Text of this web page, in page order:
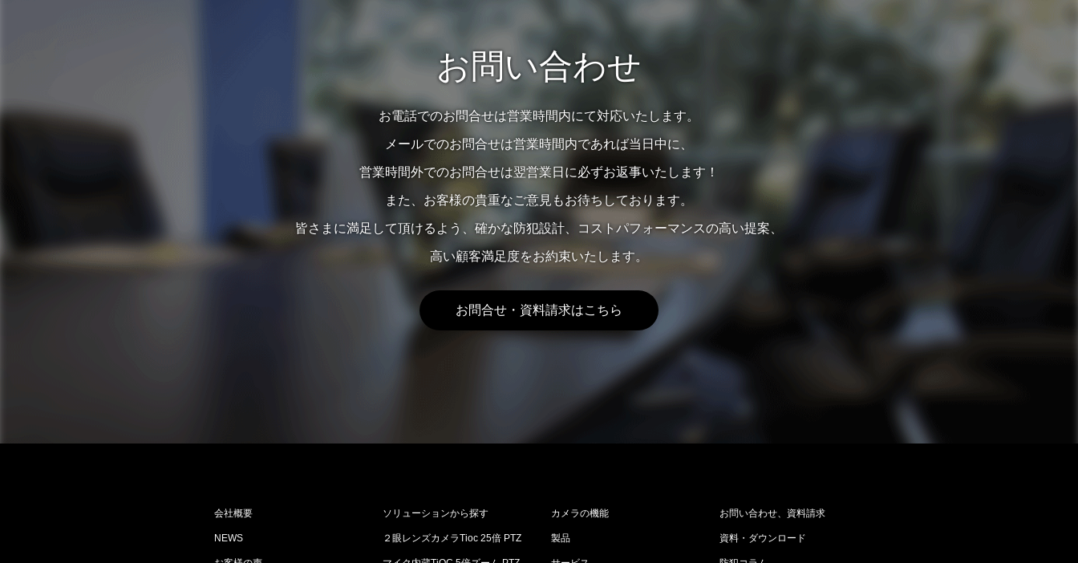
お問い合わせ
お電話でのお問合せは営業時間内にて対応いたします。
メールでのお問合せは営業時間内であれば当日中に、
営業時間外でのお問合せは翌営業日に必ずお返事いたします！
また、お客様の貴重なご意見もお待ちしております。
皆さまに満足して頂けるよう、確かな防犯設計、コストパフォーマンスの高い提案、
高い顧客満足度をお約束いたします。
お問合せ・資料請求はこちら
会社概要
NEWS
ソリューションから探す
２眼レンズカメラTioc 25倍 PTZ
カメラの機能
製品
お問い合わせ、資料請求
資料・ダウンロード